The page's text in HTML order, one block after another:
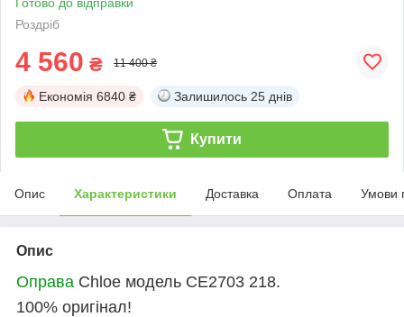
Роздріб
4 560 ₴ 11 400 ₴
Економія 6840 ₴ Залишилось 25 днів
Купити
Опис Характеристики Доставка Оплата Умови
Опис
Оправа Chloe модель CE2703 218.
100% оригінал!